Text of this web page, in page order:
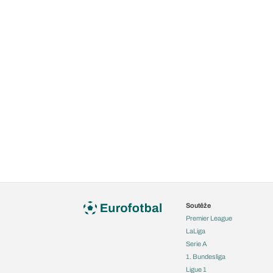
Soutěže
Premier League
LaLiga
Serie A
1. Bundesliga
Ligue 1